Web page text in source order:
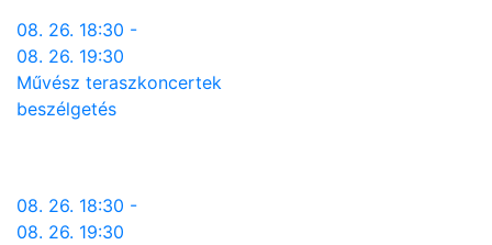
08. 26. 18:30 -
08. 26. 19:30
Művész teraszkoncertek
beszélgetés
08. 26. 18:30 -
08. 26. 19:30